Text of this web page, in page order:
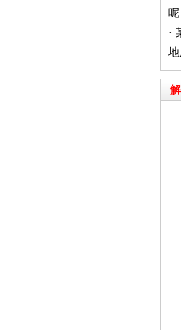
呢
·
地